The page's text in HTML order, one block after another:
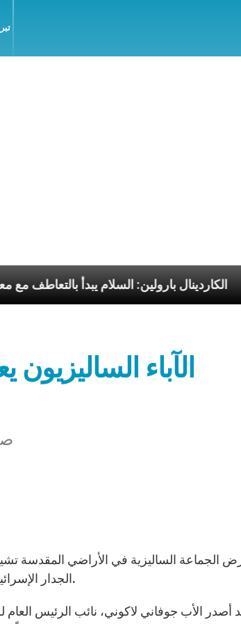
الكاردينال بارولين: السلام يبدأ
الآباء
الجدار الإسرائيلي في الضفة الغربية سيفصل دير كريمزان عن محيطه الفلسطيني.
أصدر الأب جوفاني لاكوني، نائب الرئيس